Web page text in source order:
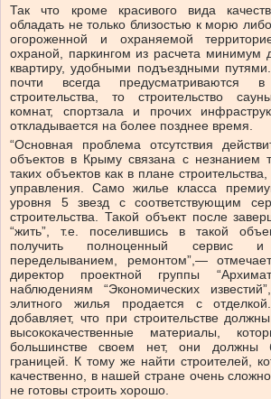
Так что кроме красивого вида
обладать не только близостью к морю
огороженной и охраняемой
охраной, паркингом из расчета минимум
квартиру, удобными подъездными
почти всегда предусматриваются
строительства, то строительство
комнат, спортзала и прочих
откладывается на более позднее время.
“Основная проблема отсутствия
объектов в Крыму связана с незнанием
таких объектов как в плане
управления. Само жилье класса
уровня 5 звезд с соответствующим
строительства. Такой объект после
“жить”, т.е. поселившись в такой
получить полноценный сервис
переделыванием, ремонтом”,—
директор проектной группы
наблюдениям “Экономических
элитного жилья продается с
добавляет, что при строительстве
высококачественные материалы,
большинстве своем нет, они должны
границей. К тому же найти строителей,
качественно, в нашей стране очень
не готовы строить хорошо.